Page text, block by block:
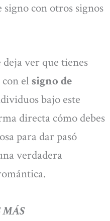
con otros signos
ver que tienes
el signo de
bajo este
directa cómo debes
para dar pasó
verdadera
MÁS